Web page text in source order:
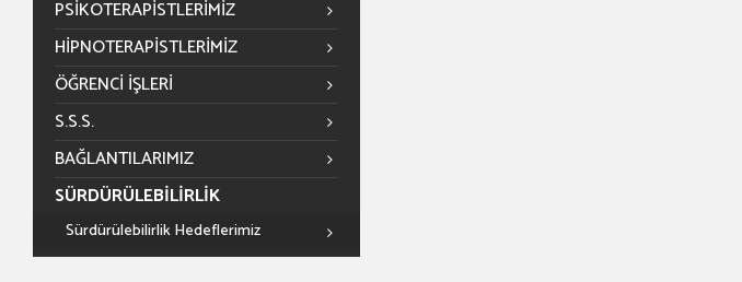
PSIKOTERAPISTLERIMIZ
HIPNOTERAPISTLERIMIZ
ÖĞRENCİ İŞLERİ
S.S.S.
BAĞLANTILARIMIZ
SÜRDÜRÜLEBILIRLIK
Sürdürülebilirlik Hedeflerimiz